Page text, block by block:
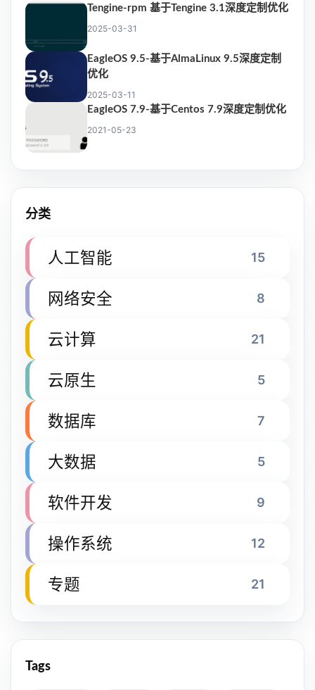
Tengine-rpm 基于Tengine 3.1深度定制优化
2025-03-31
EagleOS 9.5-基于AlmaLinux 9.5深度定制
优化
2025-03-11
EagleOS 7.9-基于Centos 7.9深度定制优化
2021-05-23
分类
人工智能 15
网络安全 8
云计算 21
云原生 5
数据库 7
大数据 5
软件开发 9
操作系统 12
专题 21
Tags